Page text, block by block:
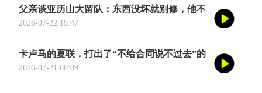
父亲谈亚历山大留队：东西没坏就别修，他不
会被夜生活诱惑走
2026-07-22 19:47
卡卢马的夏联，打出了“不给合同说不过去”的
数据
2026-07-21 08:09